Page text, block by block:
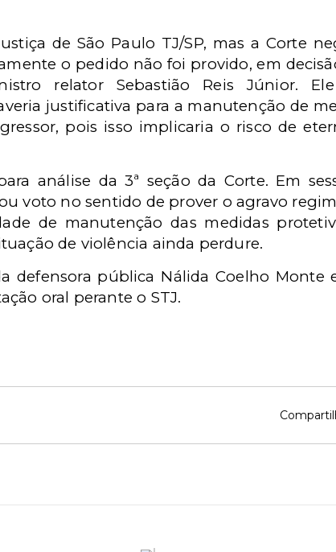
de São Paulo TJ/SP, mas a Corte
o pedido não foi provido, em
relator Sebastião Reis Júnior.
justificativa para a manutenção de
pois isso implicaria o risco de
análise da 3ª seção da Corte. Em
voto no sentido de prover o agravo
de manutenção das medidas
de violência ainda perdure.
defensora pública Nálida Coelho Monte
oral perante o STJ.